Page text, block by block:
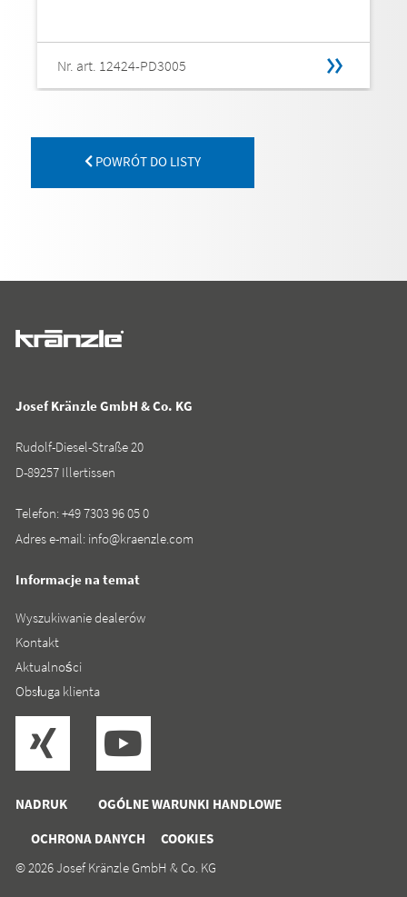
Nr. art. 12424-PD3005
POWRÓT DO LISTY
NADRUK
OGÓLNE WARUNKI HANDLOWE
OCHRONA DANYCH
COOKIES
Josef Kränzle GmbH & Co. KG
Rudolf-Diesel-Straße 20
D-89257 Illertissen
Telefon:+49 7303 96 05 0
Adres e-mail: info@kraenzle.com
Informacje na temat
Wyszukiwanie dealerów
Kontakt
Aktualności
Obsługa klienta
© 2026 Josef Kränzle GmbH & Co. KG